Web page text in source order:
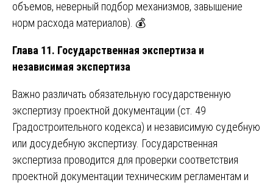
объемов, неверный подбор механизмов, завышение
норм расхода материалов). 💰
Глава 11. Государственная экспертиза и
независимая экспертиза
Важно различать обязательную государственную
экспертизу проектной документации (ст. 49
Градостроительного кодекса) и независимую судебную
или досудебную экспертизу. Государственная
экспертиза проводится для проверки соответствия
проектной документации техническим регламентам и